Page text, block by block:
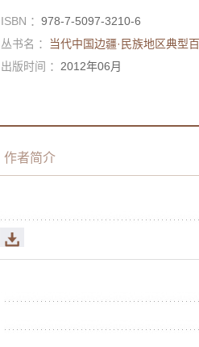
ISBN ： 978-7-5097-3210-6
丛书名 ：
当代中国边疆·民族地区典型
出版时间 ： 2012年06月
作者简介